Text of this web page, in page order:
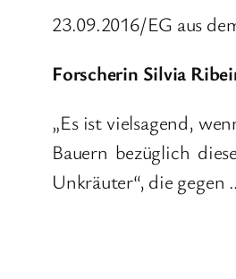
23.09.2016/EG aus
Forscherin Silvia
„Es ist vielsagend,
Bauern bezüglich
Unkräuter“, die gegen